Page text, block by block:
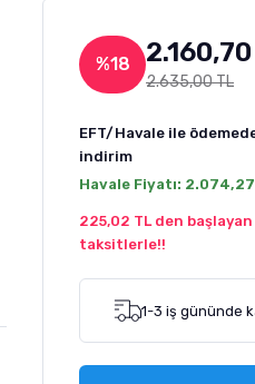
%18
2.635,00 TL
EFT/Havale ile
indirim
Havale Fiyatı:
225,02 TL den başlayan
taksitlerle!!
1-3 iş gününde